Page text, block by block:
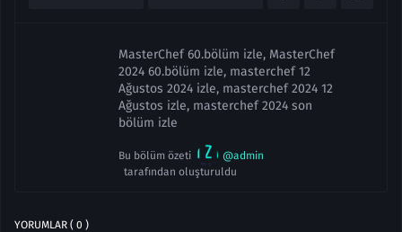
MasterChef 60.bölüm izle, MasterChef
2024 60.bölüm izle, masterchef 12
Ağustos 2024 izle, masterchef 2024 12
Ağustos izle, masterchef 2024 son
bölüm izle
Bu bölüm özeti
@admin
tarafından oluşturuldu
YORUMLAR ( 0 )